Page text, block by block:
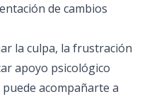
de cambios
la culpa, la frustración
apoyo psicológico
acompañarte a